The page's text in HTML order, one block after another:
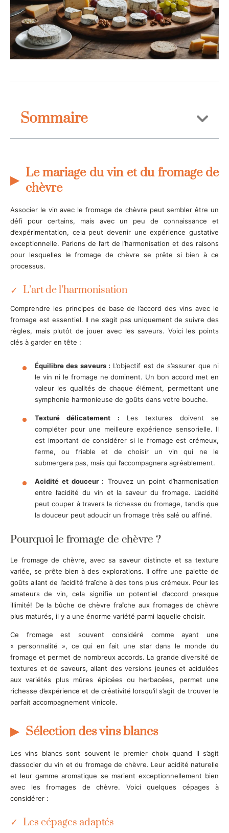
Sommaire
Le mariage du vin et du fromage de
chèvre
Associer le vin avec le fromage de chèvre peut sembler être un
défi pour certains, mais avec un peu de connaissance et
d’expérimentation, cela peut devenir une expérience gustative
exceptionnelle. Parlons de l’art de l’harmonisation et des raisons
pour lesquelles le fromage de chèvre se prête si bien à ce
processus.
L’art de l’harmonisation
Comprendre les principes de base de l’accord des vins avec le
fromage est essentiel. Il ne s’agit pas uniquement de suivre des
règles, mais plutôt de jouer avec les saveurs. Voici les points
clés à garder en tête :
Équilibre des saveurs : L’objectif est de s’assurer que ni
le vin ni le fromage ne dominent. Un bon accord met en
valeur les qualités de chaque élément, permettant une
symphonie harmonieuse de goûts dans votre bouche.
Texturé délicatement : Les textures doivent se
compléter pour une meilleure expérience sensorielle. Il
est important de considérer si le fromage est crémeux,
ferme, ou friable et de choisir un vin qui ne le
submergera pas, mais qui l’accompagnera agréablement.
Acidité et douceur : Trouvez un point d’harmonisation
entre l’acidité du vin et la saveur du fromage. L’acidité
peut couper à travers la richesse du fromage, tandis que
la douceur peut adoucir un fromage très salé ou affiné.
Pourquoi le fromage de chèvre ?
Le fromage de chèvre, avec sa saveur distincte et sa texture
variée, se prête bien à des explorations. Il offre une palette de
goûts allant de l’acidité fraîche à des tons plus crémeux. Pour les
amateurs de vin, cela signifie un potentiel d’accord presque
illimité! De la bûche de chèvre fraîche aux fromages de chèvre
plus maturés, il y a une énorme variété parmi laquelle choisir.
Ce fromage est souvent considéré comme ayant une
« personnalité », ce qui en fait une star dans le monde du
fromage et permet de nombreux accords. La grande diversité de
textures et de saveurs, allant des versions jeunes et acidulées
aux variétés plus mûres épicées ou herbacées, permet une
richesse d’expérience et de créativité lorsqu’il s’agit de trouver le
parfait accompagnement vinicole.
Sélection des vins blancs
Les vins blancs sont souvent le premier choix quand il s’agit
d’associer du vin et du fromage de chèvre. Leur acidité naturelle
et leur gamme aromatique se marient exceptionnellement bien
avec les fromages de chèvre. Voici quelques cépages à
considérer :
Les cépages adaptés